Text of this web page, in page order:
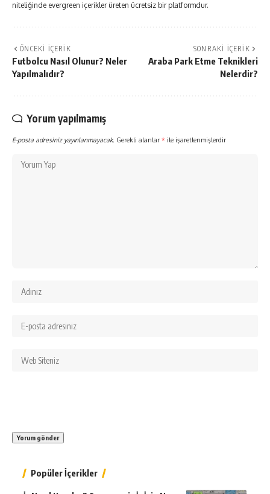
niteliğinde evergreen içerikler üreten ücretsiz bir platformdur.
ÖNCEKI İÇERIK
Futbolcu Nasıl Olunur? Neler
Yapılmalıdır?
SONRAKI İÇERIK
Araba Park Etme Teknikleri
Nelerdir?
Yorum yapılmamış
E-posta adresiniz yayınlanmayacak. Gerekli alanlar * ile işaretlenmişlerdir
Popüler İçerikler